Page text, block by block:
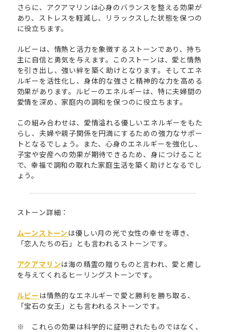
さらに、アクアマリンは心身のバランスを整える効果が
あり、ストレスを軽減し、リラックスした状態を保つの
に役立ちます。
ルビーは、情熱と活力を象徴するストーンであり、持ち
主に自信と勇気を与えます。このストーンは、愛と情熱
を引き出し、強い絆を築く助けとなります。そしてエネ
ルギーを活性化し、身体的な強さと精神的な力を高める
効果があります。ルビーのエネルギーは、特に夫婦間の
愛情を深め、家庭内の調和を保つのに役立ちます。
この組み合わせは、愛情溢れる優しいエネルギーをもた
らし、夫婦や親子関係を円満にするための強力なサポー
トとなるでしょう。また、心身のエネルギーを強化し、
子宝や安産への効果が期待できるため、身につけること
で、幸福で調和の取れた家庭生活を築く助けとなるでし
ょう。
ストーン詳細：
ムーンストーン は優しい月の光で女性の幸せを導き、
「恋人たちの石」とも言われるストーンです。
アクアマリンは海の精霊の贈りものと言われ、愛と癒し
を与えてくれるヒーリングストーンです。
ルビー は情熱的なエネルギーで愛と勝利を勝ち取る、
「宝石の女王」とも言われるストーンです。
※ これらの効果は科学的に証明されたものではなく、